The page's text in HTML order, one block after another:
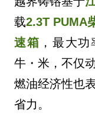
载2.3T PUMA
速箱 ，最大
牛・米，不仅
燃油经济性也
省力。